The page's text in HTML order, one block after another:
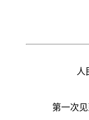
人民
第一次见